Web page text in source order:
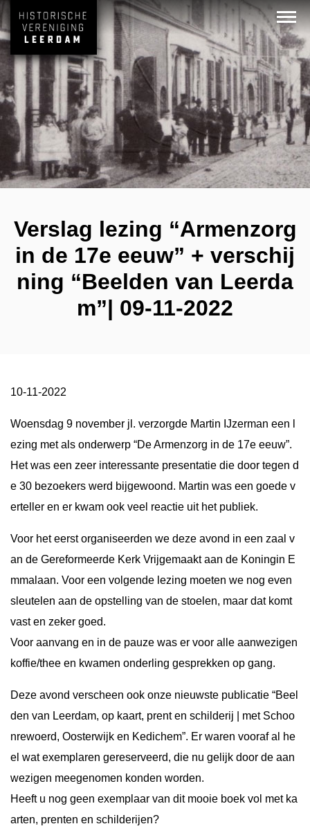
Verslag lezing “Armenzorg
in de 17e eeuw” + verschij
ning “Beelden van Leerda
m”| 09-11-2022
10-11-2022
Woensdag 9 november jl. verzorgde Martin IJzerman een l
ezing met als onderwerp “De Armenzorg in de 17e eeuw”.
Het was een zeer interessante presentatie die door tegen d
e 30 bezoekers werd bijgewoond. Martin was een goede v
erteller en er kwam ook veel reactie uit het publiek.
Voor het eerst organiseerden we deze avond in een zaal v
an de Gereformeerde Kerk Vrijgemaakt aan de Koningin E
mmalaan. Voor een volgende lezing moeten we nog even
sleutelen aan de opstelling van de stoelen, maar dat komt
vast en zeker goed.
Voor aanvang en in de pauze was er voor alle aanwezigen
koffie/thee en kwamen onderling gesprekken op gang.
Deze avond verscheen ook onze nieuwste publicatie “Beel
den van Leerdam, op kaart, prent en schilderij | met Schoo
nrewoerd, Oosterwijk en Kedichem”. Er waren vooraf al he
el wat exemplaren gereserveerd, die nu gelijk door de aan
wezigen meegenomen konden worden.
Heeft u nog geen exemplaar van dit mooie boek vol met ka
arten, prenten en schilderijen?